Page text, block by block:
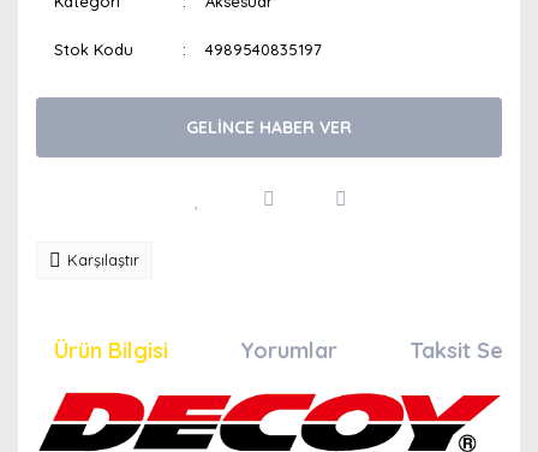
Stok Kodu 4989540835197
GELİNCE HABER VER
Karşılaştır
Ürün Bilgisi Yorumlar Taksit